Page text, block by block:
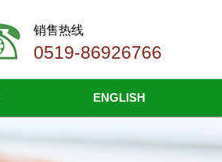
销售热线
0519-86926766
ENGLISH